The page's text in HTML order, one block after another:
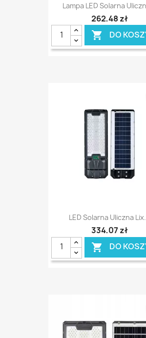
Lampa LED Solarna
262,48 zł
 DO
LED Solarna Uliczna
334,07 zł
 DO